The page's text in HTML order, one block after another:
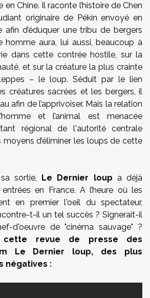
Chine. Il raconte l’histoire de Chen
originaire de Pékin envoyé en
afin d’éduquer une tribu de bergers
homme aura, lui aussi, beaucoup à
dans cette contrée hostile, sur la
et sur la créature la plus crainte
– le loup. Séduit par le lien
créatures sacrées et les bergers, il
afin de l’apprivoiser. Mais la relation
et l’animal est menacée
régional de l'autorité centrale
d’éliminer les loups de cette
sortie, Le Dernier loup a déjà
en France. A l’heure où les
en premier l'oeil du spectateur,
t-il un tel succès ? Signerait-il
d'oeuvre de "cinéma sauvage" ?
cette revue de presse des
Le Dernier loup, des plus
négatives :